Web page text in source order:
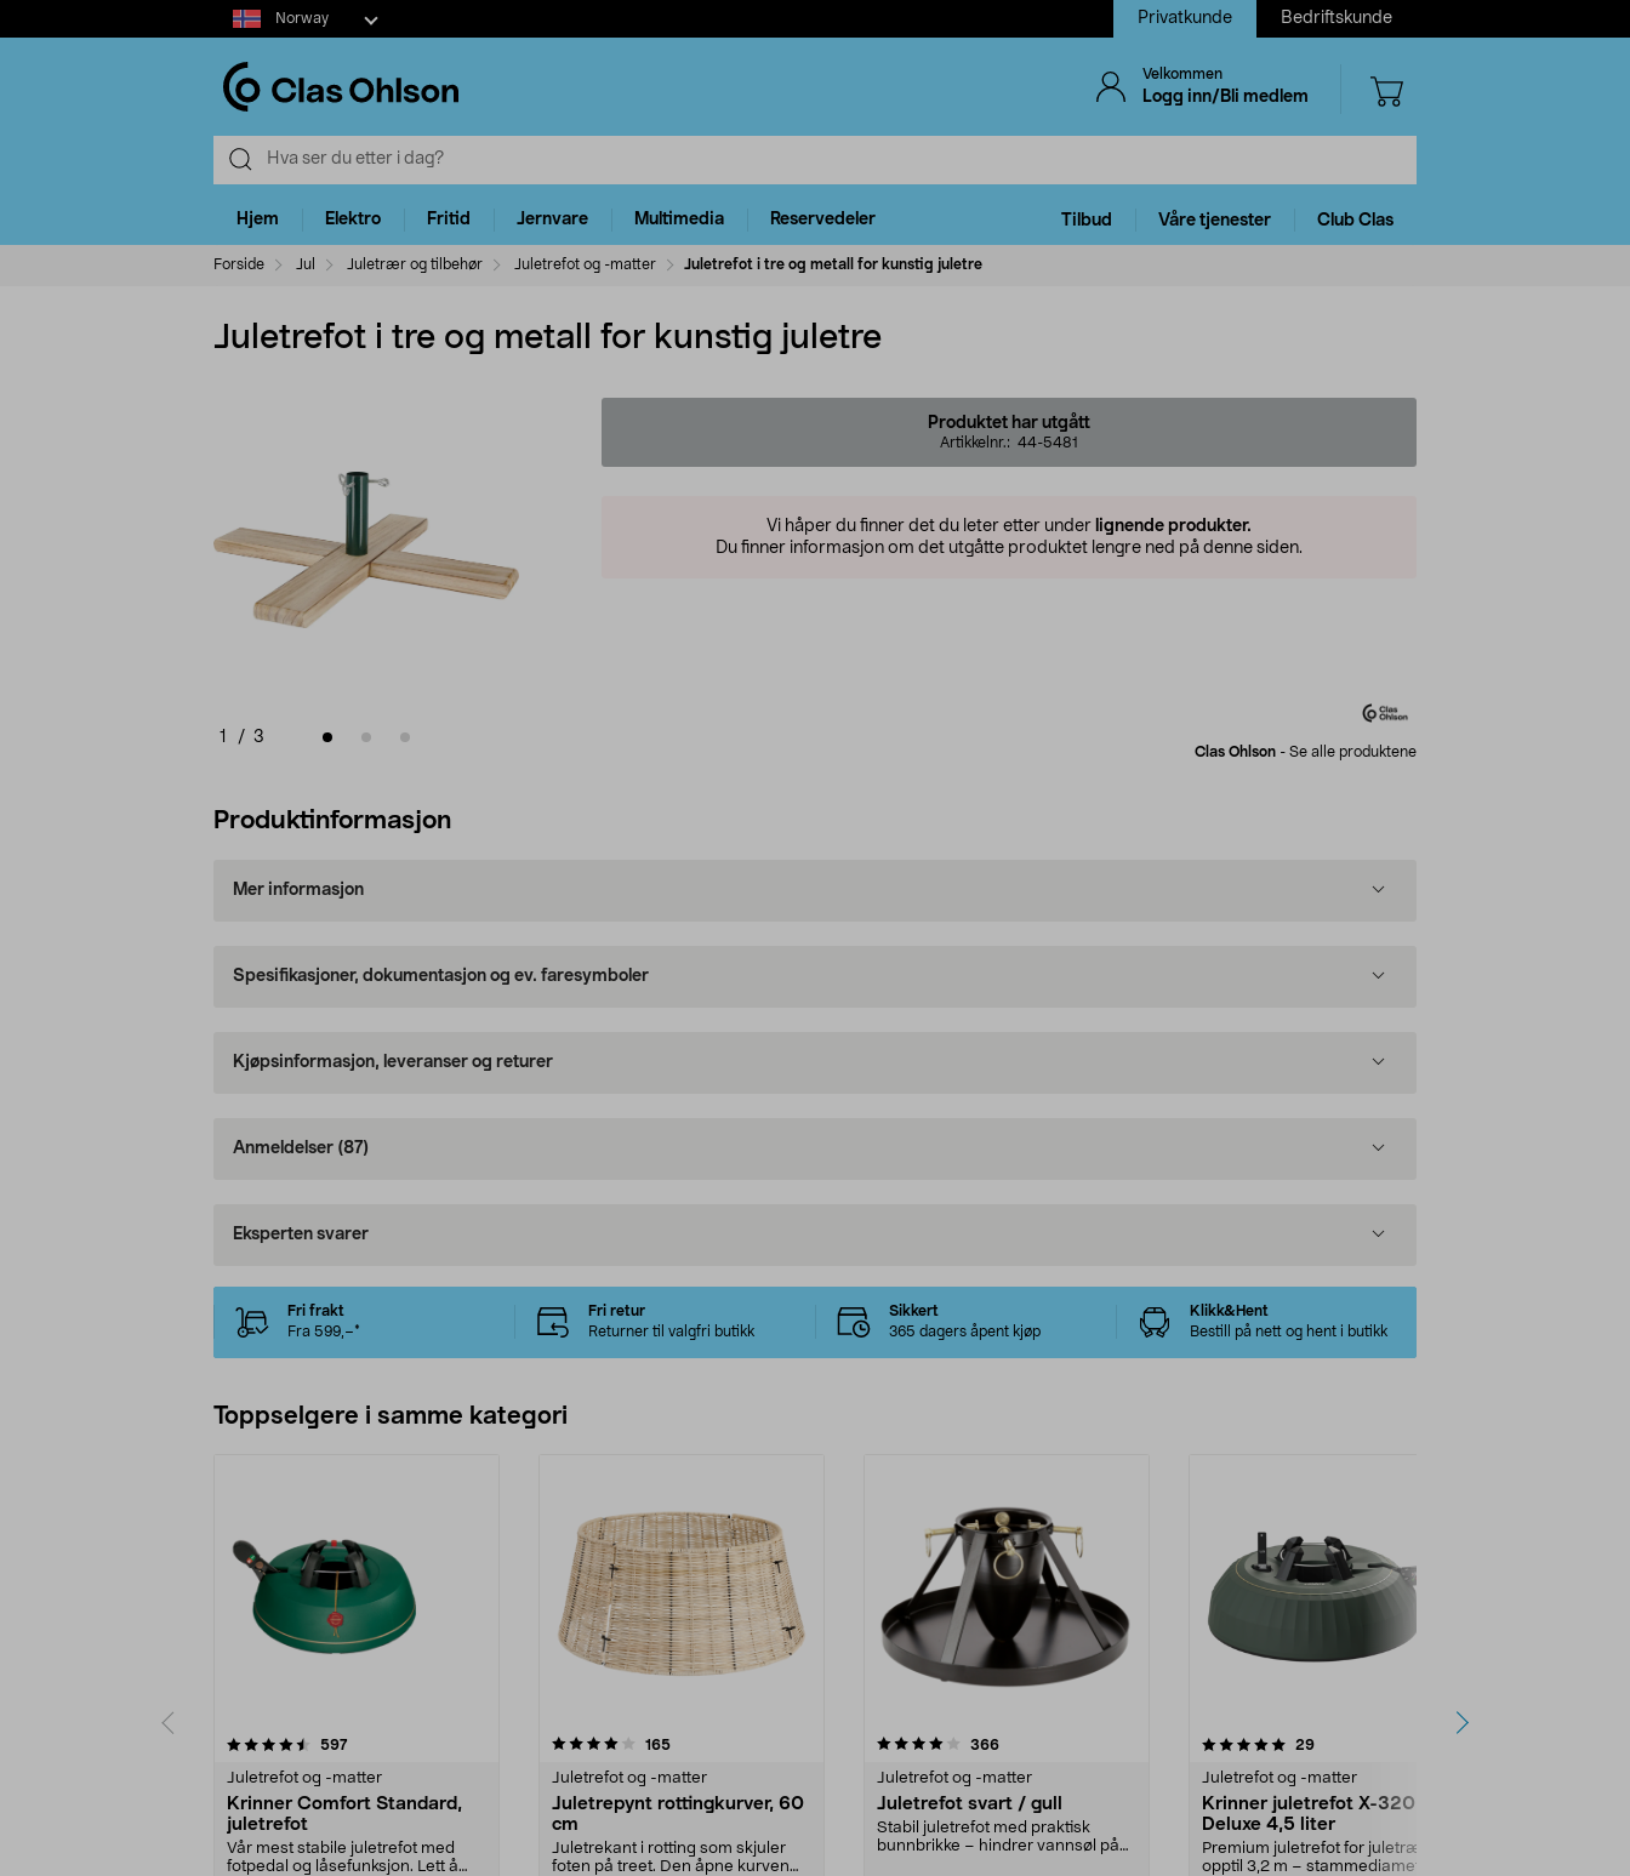
Select
market
Norway Privatkunde Bedriftskunde
Velkommen
Logg inn/Bli medlem
Hjem Elektro Fritid Jernvare Multimedia Reservedeler Tilbud Våre tjenester Club Clas
Forside Jul Juletrær og tilbehør Juletrefot og -matter Juletrefot i tre og metall for kunstig juletre
Juletrefot i tre og metall for kunstig juletre
1 / 3
Produktet har utgått
Artikkelnr.: 44-5481
Vi håper du finner det du leter etter under lignende produkter.
Du finner informasjon om det utgåtte produktet lengre ned på denne siden.
Clas Ohlson - Se alle produktene
Produktinformasjon
Mer informasjon
Spesifikasjoner, dokumentasjon og ev. faresymboler
Kjøpsinformasjon, leveranser og returer
Anmeldelser (87)
Eksperten svarer
Fri frakt
Fra 599,–*
Fri retur
Returner til valgfri butikk
Sikkert
365 dagers åpent kjøp
Klikk&Hent
Bestill på nett og hent i butikk
Toppselgere i samme kategori
597anmeldelser
Juletrefot og -matter
Krinner Comfort Standard,
juletrefot
Vår mest stabile juletrefot med
fotpedal og låsefunksjon. Lett å
4.0 av 5 stjerner 165anmeldelser
Juletrefot og -matter
Juletrepynt rottingkurver, 60
cm
Juletrekant i rotting som skjuler
foten på treet. Den åpne kurven
4.0 av 5 stjerner 366anmeldelser
Juletrefot og -matter
Juletrefot svart / gull
Stabil juletrefot med praktisk
bunnbrikke – hindrer vannsøl på
5.0 av 5 stjerner 29anmeldelser
Juletrefot og -matter
Krinner juletrefot X-320
Deluxe 4,5 liter
Premium juletrefot for juletrær på
opptil 3,2 m – stammediameter
5.0 av 5 stjerner